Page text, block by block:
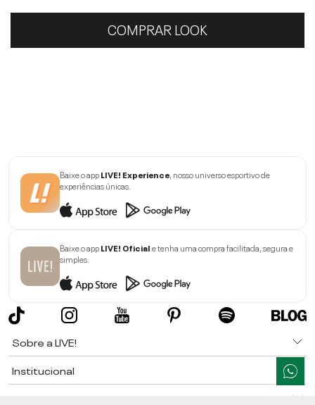
COMPRAR LOOK
Baixe o appLIVE! Experience , nosso universo esportivo de
experiências únicas.
Baixe o appLIVE! Oficiale tenha uma compra facilitada, segura e
simples.
Sobre a LIVE!
Institucional